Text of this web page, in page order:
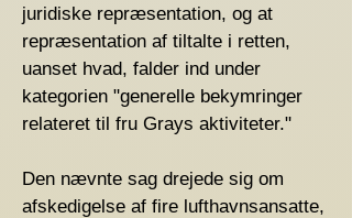
juridiske repræsentation, og at
repræsentation af tiltalte i retten,
uanset hvad, falder ind under
kategorien "generelle bekymringer
relateret til fru Grays aktiviteter."
Den nævnte sag drejede sig om
afskedigelse af fire lufthavnsansatte,